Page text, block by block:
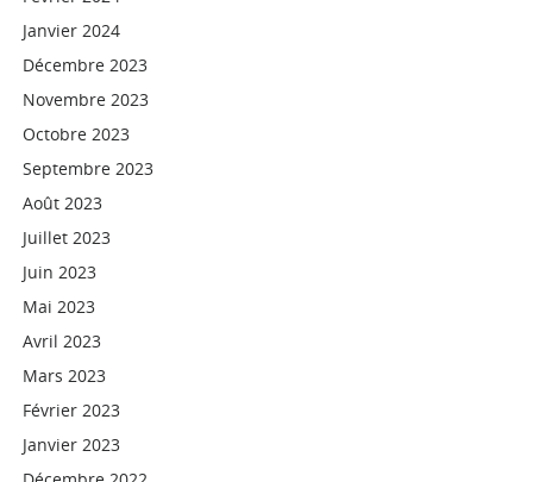
Janvier 2024
Décembre 2023
Novembre 2023
Octobre 2023
Septembre 2023
Août 2023
Juillet 2023
Juin 2023
Mai 2023
Avril 2023
Mars 2023
Février 2023
Janvier 2023